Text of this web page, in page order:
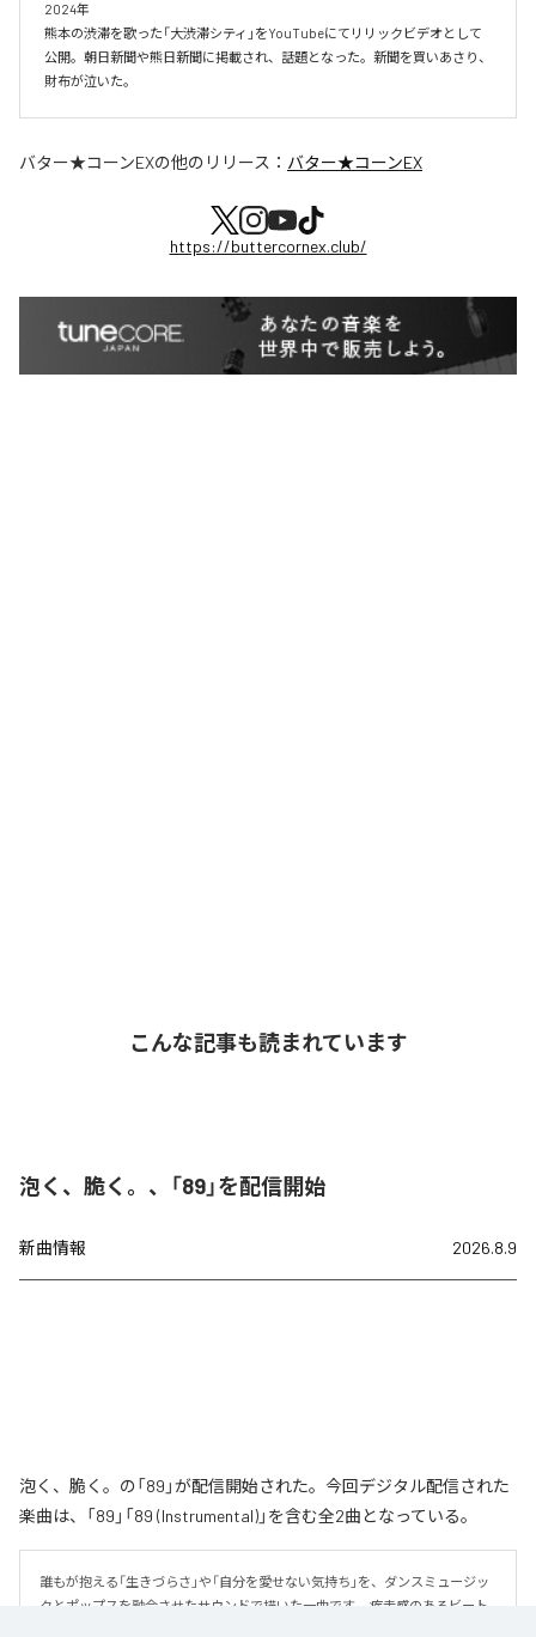
2024年
熊本の渋滞を歌った「大渋滞シティ」をYouTubeにてリリックビデオとして
公開。朝日新聞や熊日新聞に掲載され、話題となった。新聞を買いあさり、
財布が泣いた。
バター★コーンEXの他のリリース： バター★コーンEX
https://buttercornex.club/
こんな記事も読まれています
泡く、脆く。、「89」を配信開始
新曲情報 2026.8.9
泡く、脆く。の「89」が配信開始された。今回デジタル配信された
楽曲は、「89」「89 (Instrumental)」を含む全2曲となっている。
誰もが抱える「生きづらさ」や「自分を愛せない気持ち」を、ダンスミュージッ
クとポップスを融合させたサウンドで描いた一曲です。 疾走感のあるビート